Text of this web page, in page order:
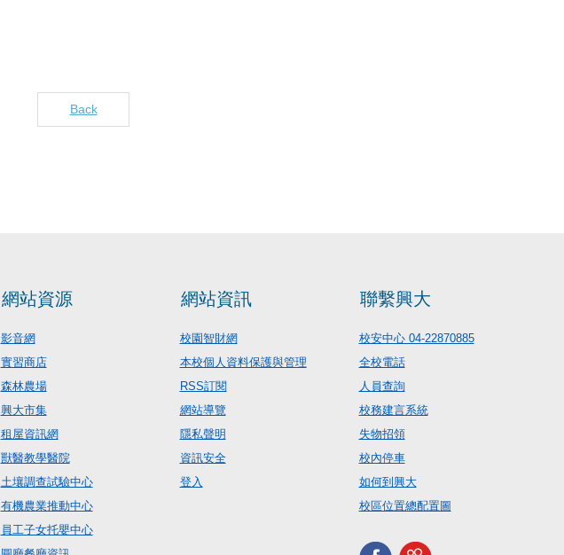
Back
網站資源
影音網
實習商店
森林農場
興大市集
租屋資訊網
獸醫教學醫院
土壤調查試驗中心
有機農業推動中心
員工子女托嬰中心
網站資訊
校園智財網
本校個人資料保護與管理
RSS訂閱
網站導覽
隱私聲明
資訊安全
登入
聯繫興大
校安中心 04-22870885
全校電話
人員查詢
校務建言系統
失物招領
校內停車
如何到興大
校區位置總配置圖